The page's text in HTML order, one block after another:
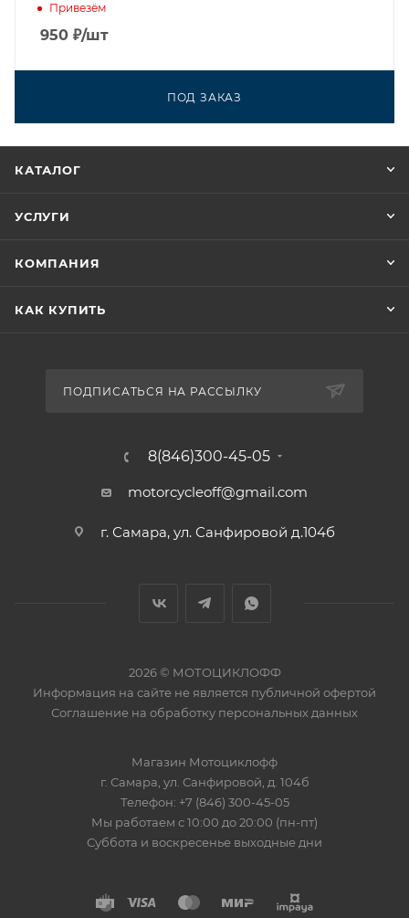
Привезём
950 ₽/шт
ПОД ЗАКАЗ
КАТАЛОГ
УСЛУГИ
КОМПАНИЯ
КАК КУПИТЬ
ПОДПИСАТЬСЯ НА РАССЫЛКУ
8(846)300-45-05
motorcycleoff@gmail.com
г. Самара, ул. Санфировой д.104б
2026 © МОТОЦИКЛОФФ
Информация на сайте не является публичной офертой
Соглашение на обработку персональных данных
Магазин Мотоциклофф
г. Самара ул. Санфировой, д. 104б
Телефон: +7 (846) 300-45-05
Мы работаем с 10:00 до 20:00 (пн-пт)
Суббота и воскресенье выходные дни